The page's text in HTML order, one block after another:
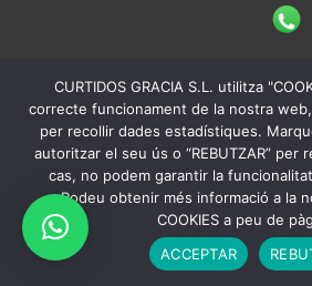
© Copyright 2024 Curtidos Gracia,
derechos reservados | Diseño
CURTIDOS GRACIA S.L. utilitza
correcte funcionament de la nostra
per recollir dades estadístiques.
autoritzar el seu ús o “REBUTZAR” per
cas, no podem garantir la
Podeu obtenir més informació a la
COOKIES a peu de
ACCEPTAR